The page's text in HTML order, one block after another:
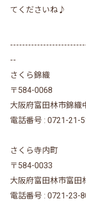
てくださいね♪
--
さくら錦織
〒584-0068
大阪府富田林市錦織
電話番号 : 0721-21-
さくら寺内町
〒584-0033
大阪府富田林市富田
電話番号 : 0721-23-